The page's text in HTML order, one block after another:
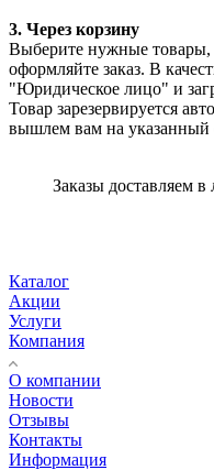
3. Через корзину
Выберите нужные товары,
оформляйте заказ. В
"Юридическое лицо" и
Товар зарезервируется
вышлем вам на указанный
Заказы доставляем
Каталог
Акции
Услуги
Компания
О компании
Новости
Отзывы
Контакты
Информация